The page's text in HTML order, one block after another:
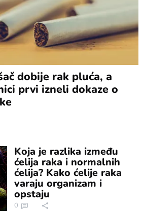
dobije rak pluća, a
prvi izneli dokaze o
Koja je razlika između
ćelija raka i normalnih
ćelija? Kako ćelije raka
varaju organizam i
opstaju
0